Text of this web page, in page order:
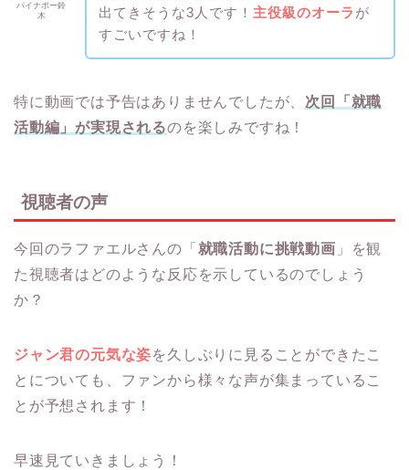
パイナポー鈴
木
出てきそうな3人です！ 主役級のオーラ が
すごいですね！
特に動画では予告はありませんでしたが、 次回「就職
活動編」が実現されるのを楽しみですね！
視聴者の声
今回のラファエルさんの「 就職活動に挑戦動画 」を観
た視聴者はどのような反応を示しているのでしょう
か？
ジャン君の元気な姿を久しぶりに見ることができたこ
とについても、ファンから様々な声が集まっているこ
とが予想されます！
早速見ていきましょう！